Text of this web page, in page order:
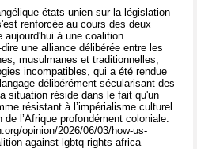
états-unien sur la législation
renforcée au cours des deux
à une coalition
une alliance délibérée entre les
musulmanes et traditionnelles,
incompatibles, qui a été rendue
délibérément sécularisant des
situation réside dans le fait qu'un
résistant à l’impérialisme culturel
l’Afrique profondément coloniale.
opinion/2026/06/03/how-us-
against-lgbtq-rights-africa